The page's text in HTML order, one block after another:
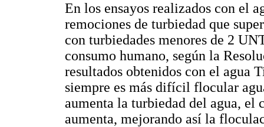
En los ensayos realizados con el
remociones de turbiedad que
con turbiedades menores de 2
consumo humano, según la
resultados obtenidos con el agua
siempre es más difícil flocular
aumenta la turbiedad del agua,
aumenta, mejorando así la